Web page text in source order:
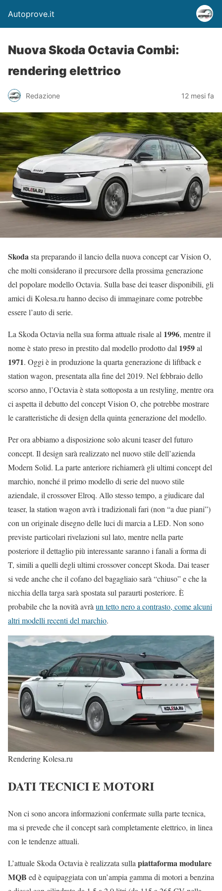
Autoprove.it
Nuova Skoda Octavia Combi:
rendering elettrico
Redazione 12 mesi fa
Skodasta preparando il lancio della nuova concept car Vision O,
che molti considerano il precursore della prossima generazione
del popolare modello Octavia. Sulla base dei teaser disponibili, gli
amici di Kolesa.ru hanno deciso di immaginare come potrebbe
essere l’auto di serie.
La Skoda Octavia nella sua forma attuale risale al 1996, mentre il
nome è stato preso in prestito dal modello prodotto dal 1959al
1971. Oggi è in produzione la quarta generazione di liftback e
station wagon, presentata alla fine del 2019. Nel febbraio dello
scorso anno, l’Octavia è stata sottoposta a un restyling, mentre ora
ci aspetta il debutto del concept Vision O, che potrebbe mostrare
le caratteristiche di design della quinta generazione del modello.
Per ora abbiamo a disposizione solo alcuni teaser del futuro
concept. Il design sarà realizzato nel nuovo stile dell’azienda
Modern Solid. La parte anteriore richiamerà gli ultimi concept del
marchio, nonché il primo modello di serie del nuovo stile
aziendale, il crossover Elroq. Allo stesso tempo, a giudicare dal
teaser, la station wagon avrà i tradizionali fari (non “a due piani”)
con un originale disegno delle luci di marcia a LED. Non sono
previste particolari rivelazioni sul lato, mentre nella parte
posteriore il dettaglio più interessante saranno i fanali a forma di
T, simili a quelli degli ultimi crossover concept Skoda. Dai teaser
si vede anche che il cofano del bagagliaio sarà “chiuso” e che la
nicchia della targa sarà spostata sul paraurti posteriore. È
probabile che la novità avràun tetto nero a contrasto, come alcuni
altri modelli recenti del marchio.
Rendering Kolesa.ru
DATI TECNICI E MOTORI
Non ci sono ancora informazioni confermate sulla parte tecnica,
ma si prevede che il concept sarà completamente elettrico, in linea
con le tendenze attuali.
L’attuale Skoda Octavia è realizzata sulla piattaforma modulare
MQB ed è equipaggiata con un’ampia gamma di motori a benzina